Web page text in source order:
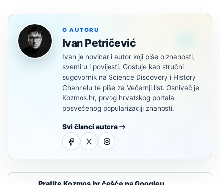
O AUTORU
Ivan Petričević
Ivan je novinar i autor koji piše o znanosti,
svemiru i povijesti. Gostuje kao stručni
sugovornik na Science Discovery i History
Channelu te piše za Večernji list. Osnivač je
Kozmos.hr, prvog hrvatskog portala
posvećenog popularizaciji znanosti.
Svi članci autora